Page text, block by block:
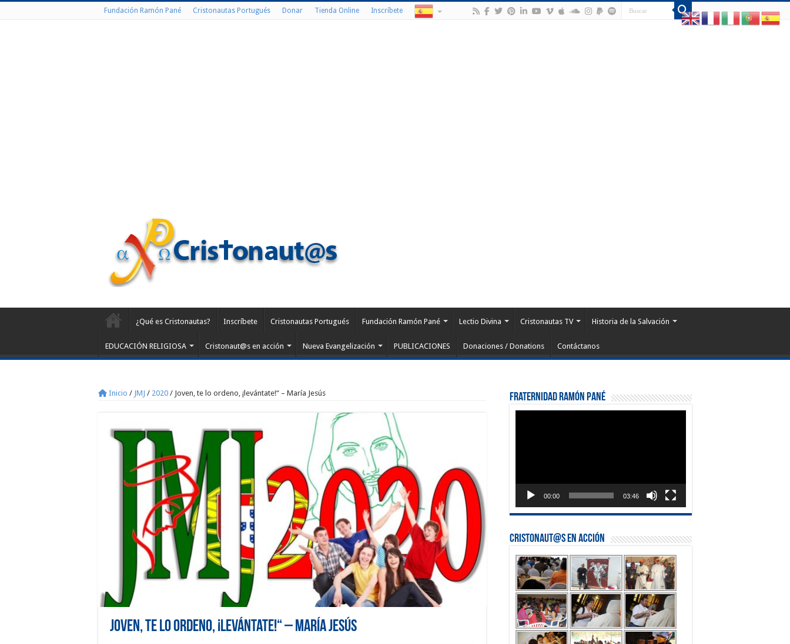
Fundación Ramón Pané Cristonautas Portugués Donar Tienda Online Inscríbete
¿Qué es Cristonautas? Inscríbete Cristonautas Portugués Fundación Ramón Pané Lectio Divina Cristonautas TV Historia de la Salvación
EDUCACIÓN RELIGIOSA Cristonaut@s en acción Nueva Evangelización PUBLICACIONES Donaciones / Donations Contáctanos
Inicio / JMJ / 2020 / Joven, te lo ordeno, ¡levántate!“ – María Jesús
Joven, te lo ordeno, ¡levántate!“ – María Jesús
Fraternidad Ramón Pané
00:00 03:46
Cristonaut@s en Acción